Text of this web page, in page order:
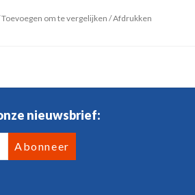
Toevoegen om te vergelijken /Afdrukken
nieuwsbrief:
Abonneer